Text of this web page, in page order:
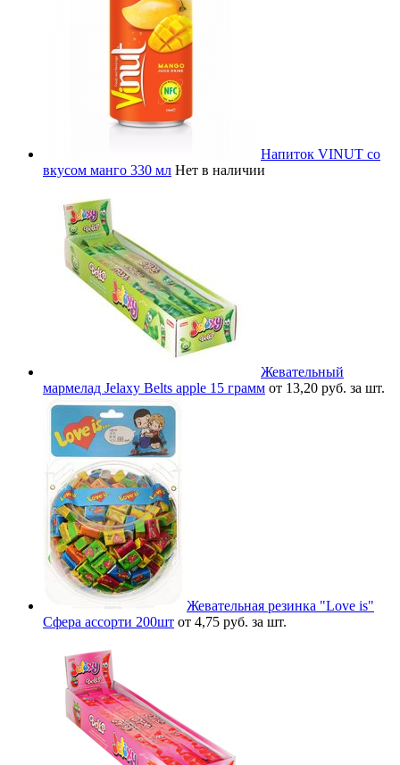
Напиток VINUT со
вкусом манго 330 мл Нет в наличии
Жевательный
мармелад Jelaxy Belts apple 15 грамм от 13,20 руб. за шт.
Жевательная резинка "Love is"
Сфера ассорти 200шт от 4,75 руб. за шт.